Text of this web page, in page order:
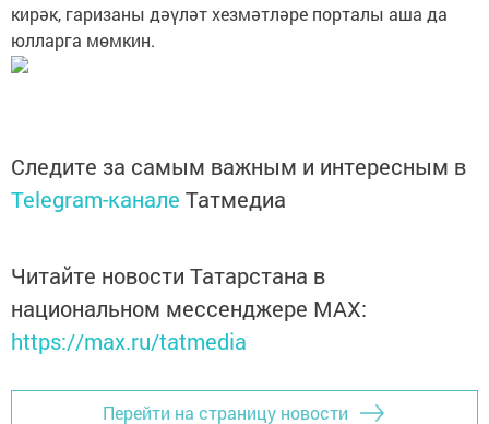
кирәк, гаризаны дәүләт хезмәтләре порталы аша да
юлларга мөмкин.
Следите за самым важным и интересным в
Telegram-канале Татмедиа
Читайте новости Татарстана в
национальном мессенджере MАХ:
https://max.ru/tatmedia
Перейти на страницу новости